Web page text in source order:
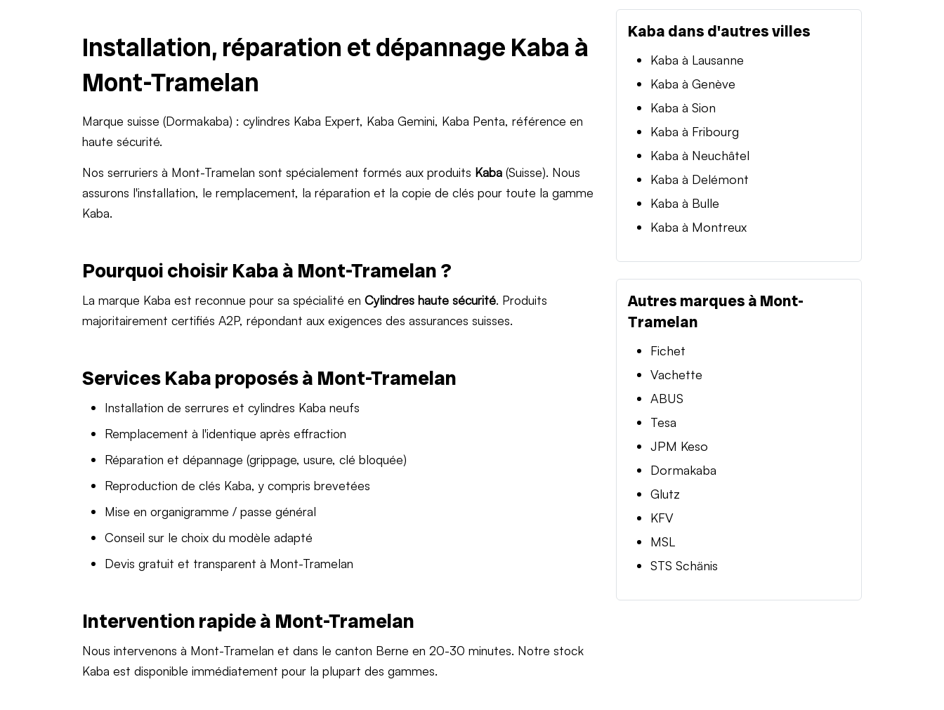
Installation, réparation et dépannage Kaba à
Mont-Tramelan
Marque suisse (Dormakaba) : cylindres Kaba Expert, Kaba Gemini, Kaba Penta, référence en
haute sécurité.
Nos serruriers à Mont-Tramelan sont spécialement formés aux produits Kaba (Suisse). Nous
assurons l'installation, le remplacement, la réparation et la copie de clés pour toute la gamme
Kaba.
Pourquoi choisir Kaba à Mont-Tramelan ?
La marque Kaba est reconnue pour sa spécialité en Cylindres haute sécurité. Produits
majoritairement certifiés A2P, répondant aux exigences des assurances suisses.
Services Kaba proposés à Mont-Tramelan
Installation de serrures et cylindres Kaba neufs
Remplacement à l'identique après effraction
Réparation et dépannage (grippage, usure, clé bloquée)
Reproduction de clés Kaba, y compris brevetées
Mise en organigramme / passe général
Conseil sur le choix du modèle adapté
Devis gratuit et transparent à Mont-Tramelan
Intervention rapide à Mont-Tramelan
Nous intervenons à Mont-Tramelan et dans le canton Berne en 20-30 minutes. Notre stock
Kaba est disponible immédiatement pour la plupart des gammes.
Kaba dans d'autres villes
Kaba à Lausanne
Kaba à Genève
Kaba à Sion
Kaba à Fribourg
Kaba à Neuchâtel
Kaba à Delémont
Kaba à Bulle
Kaba à Montreux
Autres marques à Mont-
Tramelan
Fichet
Vachette
ABUS
Tesa
JPM Keso
Dormakaba
Glutz
KFV
MSL
STS Schänis